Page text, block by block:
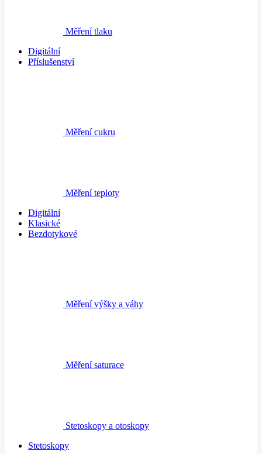
Měření tlaku
Digitální
Příslušenství
Měření cukru
Měření teploty
Digitální
Klasické
Bezdotykové
Měření výšky a váhy
Měření saturace
Stetoskopy a otoskopy
Stetoskopy